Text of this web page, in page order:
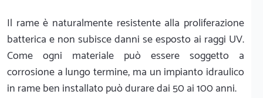
Il rame è naturalmente resistente alla proliferazione
batterica e non subisce danni se esposto ai raggi UV.
Come ogni materiale può essere soggetto a
corrosione a lungo termine, ma un impianto idraulico
in rame ben installato può durare dai 50 ai 100 anni.